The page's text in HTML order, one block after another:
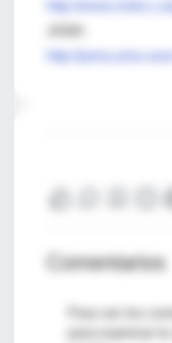
Comentarios
Para ver los